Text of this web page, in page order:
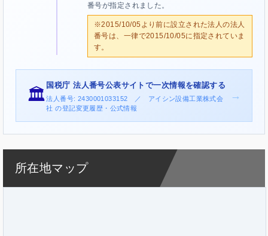
番号が指定されました。
※2015/10/05より前に設立された法人の法人
番号は、一律で2015/10/05に指定されていま
す。
🏛️
国税庁 法人番号公表サイトで一次情報を確認する
法人番号: 2430001033152 ／ アイシン設備工業株式会
社 の登記変更履歴・公式情報
→
所在地マップ